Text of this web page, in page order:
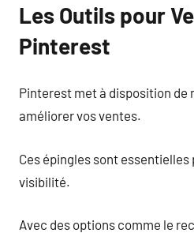
Les Outils pour
Pinterest
Pinterest met à disposition de
améliorer vos ventes.
Ces épingles sont
visibilité.
Avec des options comme le